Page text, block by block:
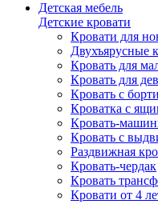
Детская мебель
Детские кровати
Кровати для
Двухъярусные
Кровать для
Кровать для
Кровать с
Кроватка с
Кровать-
Кровать с
Раздвижная
Кровать-чердак
Кровать
Кровати от 4